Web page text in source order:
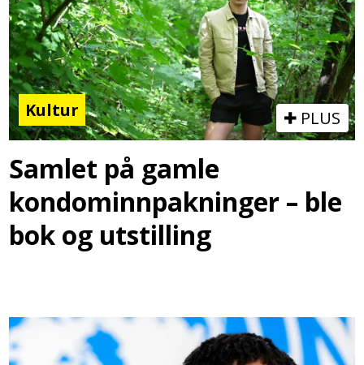
Kultur PLUS
Samlet på gamle
kondominnpakninger – ble
bok og utstilling